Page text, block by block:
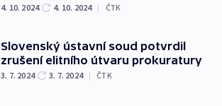
4. 10. 2024 4. 10. 2024 | ČTK
Slovenský ústavní soud potvrdil
zrušení elitního útvaru prokuratury
3. 7. 2024 3. 7. 2024 | ČTK